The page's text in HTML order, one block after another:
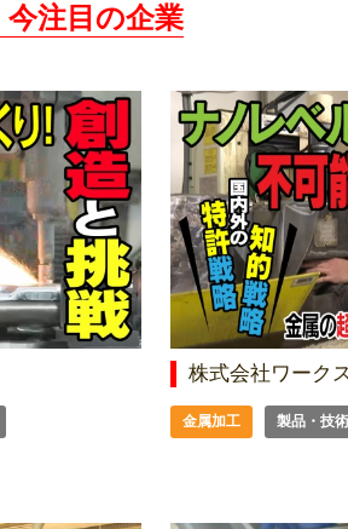
今注目の企業
株式会社ワーク
金属加工 製品・技